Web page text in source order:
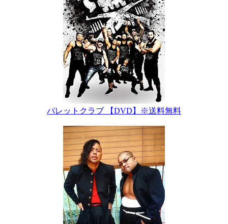
バレットクラブ 【DVD】※送料無料